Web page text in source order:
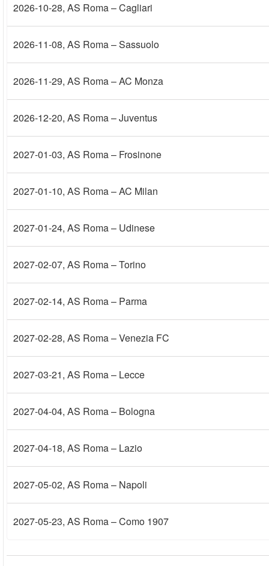
2026-10-28, AS Roma – Cagliari
2026-11-08, AS Roma – Sassuolo
2026-11-29, AS Roma – AC Monza
2026-12-20, AS Roma – Juventus
2027-01-03, AS Roma – Frosinone
2027-01-10, AS Roma – AC Milan
2027-01-24, AS Roma – Udinese
2027-02-07, AS Roma – Torino
2027-02-14, AS Roma – Parma
2027-02-28, AS Roma – Venezia FC
2027-03-21, AS Roma – Lecce
2027-04-04, AS Roma – Bologna
2027-04-18, AS Roma – Lazio
2027-05-02, AS Roma – Napoli
2027-05-23, AS Roma – Como 1907